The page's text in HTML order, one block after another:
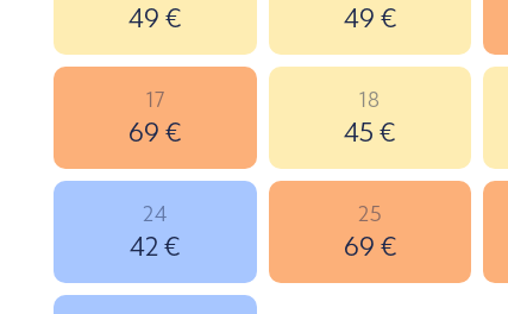
49 € 49 €
17
69 €
18
45 €
24
42 €
25
69 €